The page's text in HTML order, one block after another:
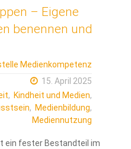
– Eigene
benennen und
Medienkompetenz
15. April 2025
, Kindheit und Medien,
, Medienbildung,
Mediennutzung
ein fester Bestandteil im